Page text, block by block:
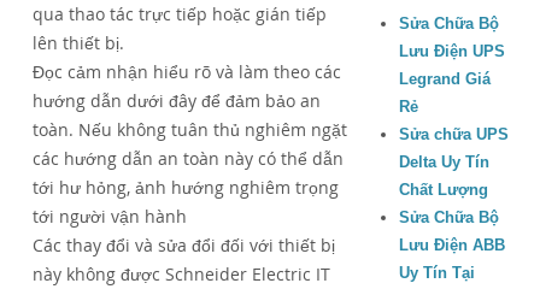
qua thao tác trực tiếp hoặc gián tiếp
lên thiết bị.
Đọc cảm nhận hiểu rõ và làm theo các
hướng dẫn dưới đây để đảm bảo an
toàn. Nếu không tuân thủ nghiêm ngặt
các hướng dẫn an toàn này có thể dẫn
tới hư hỏng, ảnh hướng nghiêm trọng
tới người vận hành
Các thay đổi và sửa đổi đối với thiết bị
này không được Schneider Electric IT
Sửa Chữa Bộ
Lưu Điện UPS
Legrand Giá
Rẻ
Sửa chữa UPS
Delta Uy Tín
Chất Lượng
Sửa Chữa Bộ
Lưu Điện ABB
Uy Tín Tại